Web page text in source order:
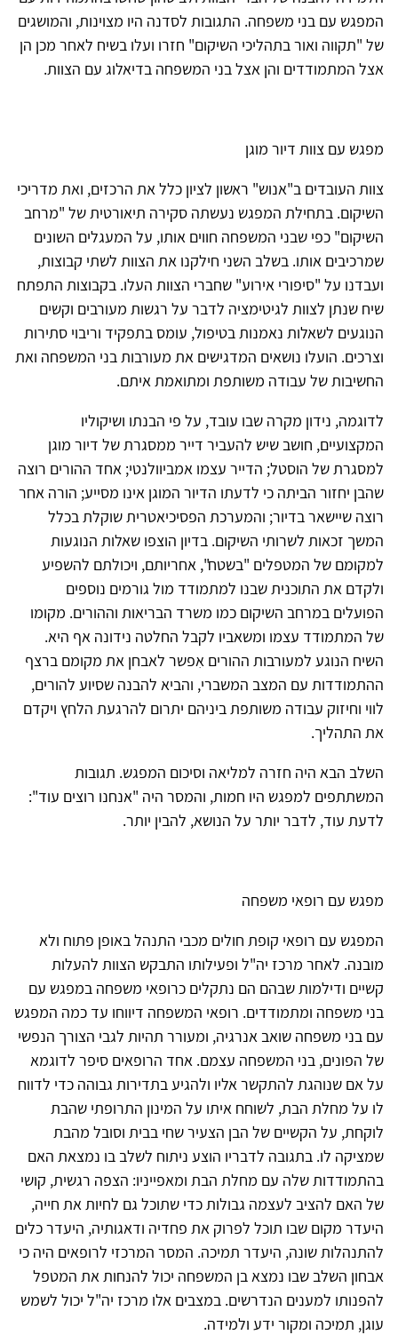
המפגש עם בני משפחה. התגובות לסדנה היו מצוינות, והמושגים
של "תקווה ואור בתהליכי השיקום" חזרו ועלו בשיח לאחר מכן הן
אצל המתמודדים והן אצל בני המשפחה בדיאלוג עם הצוות.
מפגש עם צוות דיור מוגן
צוות העובדים ב"אנוש" ראשון לציון כלל את הרכזים, ואת מדריכי
השיקום. בתחילת המפגש נעשתה סקירה תיאורטית של "מרחב
השיקום" כפי שבני המשפחה חווים אותו, על המעגלים השונים
שמרכיבים אותו. בשלב השני חילקנו את הצוות לשתי קבוצות,
ועבדנו על "סיפורי אירוע" שחברי הצוות העלו. בקבוצות התפתח
שיח שנתן לצוות לגיטימציה לדבר על רגשות מעורבים וקשים
הנוגעים לשאלות נאמנות בטיפול, עומס בתפקיד וריבוי סתירות
וצרכים. הועלו נושאים המדגישים את מעורבות בני המשפחה ואת
החשיבות של עבודה משותפת ומתואמת איתם.
לדוגמה, נידון מקרה שבו עובד, על פי הבנתו ושיקוליו
המקצועיים, חושב שיש להעביר דייר ממסגרת של דיור מוגן
למסגרת של הוסטל; הדייר עצמו אמביוולנטי; אחד ההורים רוצה
שהבן יחזור הביתה כי לדעתו הדיור המוגן אינו מסייע; הורה אחר
רוצה שיישאר בדיור; והמערכת הפסיכיאטרית שוקלת בכלל
המשך זכאות לשרותי השיקום. בדיון הוצפו שאלות הנוגעות
למקומם של המטפלים "בשטח", אחריותם, ויכולתם להשפיע
ולקדם את התוכנית שבנו למתמודד מול גורמים נוספים
הפועלים במרחב השיקום כמו משרד הבריאות וההורים. מקומו
של המתמודד עצמו ומשאביו לקבל החלטה נידונה אף היא.
השיח הנוגע למעורבות ההורים אִפשר לאבחן את מקומם ברצף
ההתמודדות עם המצב המשברי, והביא להבנה שסיוע להורים,
לווי וחיזוק עבודה משותפת ביניהם יתרום להרגעת הלחץ ויקדם
את התהליך.
השלב הבא היה חזרה למליאה וסיכום המפגש. תגובות
המשתתפים למפגש היו חמות, והמסר היה "אנחנו רוצים עוד":
לדעת עוד, לדבר יותר על הנושא, להבין יותר.
מפגש עם רופאי משפחה
המפגש עם רופאי קופת חולים מכבי התנהל באופן פתוח ולא
מובנה. לאחר מרכז יה"ל ופעילותו התבקש הצוות להעלות
קשיים ודילמות שבהם הם נתקלים כרופאי משפחה במפגש עם
בני משפחה ומתמודדים. רופאי המשפחה דיווחו עד כמה המפגש
עם בני משפחה שואב אנרגיה, ומעורר תהיות לגבי הצורך הנפשי
של הפונים, בני המשפחה עצמם. אחד הרופאים סיפר לדוגמא
על אם שנוהגת להתקשר אליו ולהגיע בתדירות גבוהה כדי לדווח
לו על מחלת הבת, לשוחח איתו על המינון התרופתי שהבת
לוקחת, על הקשיים של הבן הצעיר שחי בבית וסובל מהבת
שמציקה לו. בתגובה לדבריו הוצע ניתוח לשלב בו נמצאת האם
בהתמודדות שלה עם מחלת הבת ומאפייניו: הצפה רגשית, קושי
של האם להציב לעצמה גבולות כדי שתוכל גם לחיות את חייה,
היעדר מקום שבו תוכל לפרוק את פחדיה ודאגותיה, היעדר כלים
להתנהלות שונה, היעדר תמיכה. המסר המרכזי לרופאים היה כי
אבחון השלב שבו נמצא בן המשפחה יכול להנחות את המטפל
להפנותו למענים הנדרשים. במצבים אלו מרכז יה"ל יכול לשמש
עוגן, תמיכה ומקור ידע ולמידה.